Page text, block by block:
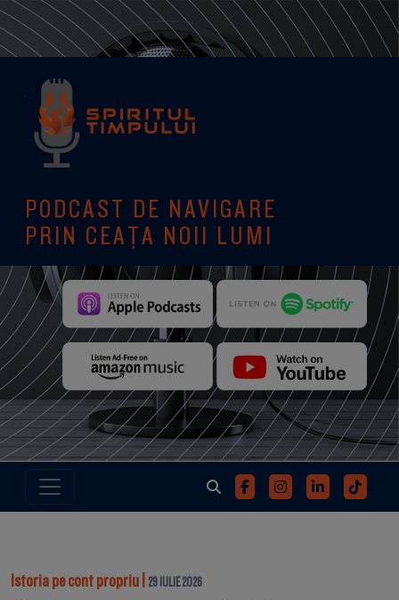
PODCAST DE NAVIGARE
PRIN CEAȚA NOII LUMI
Istoria pe cont propriu 29 IULIE 2026